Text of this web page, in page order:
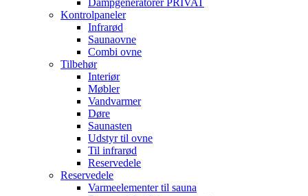
Dampgeneratorer PRIVAT
Kontrolpaneler
Infrarød
Saunaovne
Combi ovne
Tilbehør
Interiør
Møbler
Vandvarmer
Døre
Saunasten
Udstyr til ovne
Til infrarød
Reservedele
Reservedele
Varmeelementer til sauna